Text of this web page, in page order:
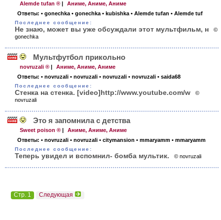
Alemde tufan ® |
Аниме, Аниме, Аниме
Ответы: • gonechka • gonechka • kubishka • Alemde tufan • Alemde tuf
Последнее сообщение:
Не знаю, может вы уже обсуждали этот мультфильм, н
©
gonechka
Мультфутбол прикольно
novruzali ® |
Аниме, Аниме, Аниме
Ответы: • novruzali • novruzali • novruzali • novruzali • saida68
Последнее сообщение:
Стенка на стенка. [video]http://www.youtube.com/w
©
novruzali
Это я запомнила с детства
Sweet poison ® |
Аниме, Аниме, Аниме
Ответы: • novruzali • novruzali • citymansion • mmaryamm • mmaryamm
Последнее сообщение:
Теперь увидел и вспомнил- бомба мультик. © novruzali
Стр. 1 Следующая